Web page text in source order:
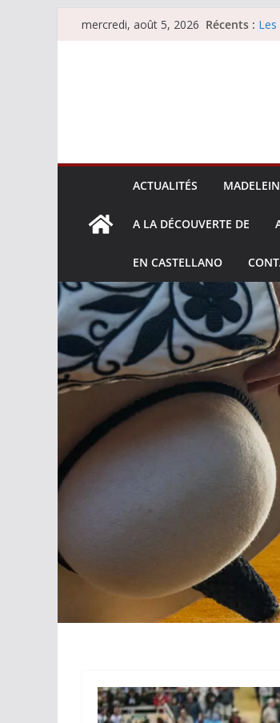
Passermercredi, août 5, 2026 Récents :
ACTUALITÉS
A LA DÉCOUVERTE DE
EN CASTELLANO